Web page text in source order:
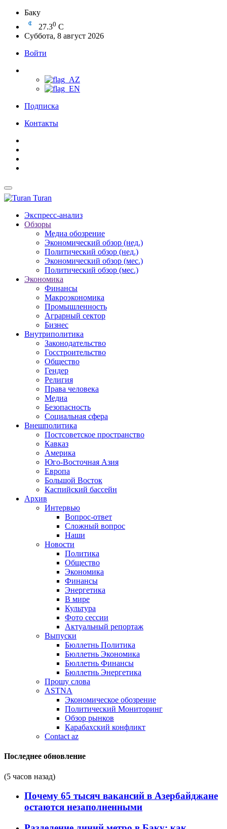
Баку
27.30 C
Суббота, 8 август 2026
Войти
Подписка
Контакты
Turan
Экспресс-анализ
Обзоры
Медиа обозрение
Экономический обзор (нед.)
Политический обзор (нед.)
Экономический обзор (мес.)
Политический обзор (мес.)
Экономика
Финансы
Макроэкономика
Промышленность
Аграрный сектор
Бизнес
Внутриполитика
Законодательство
Госстроительство
Общество
Гендер
Религия
Права человека
Медиа
Безопасность
Социальная сфера
Внешполитика
Постсоветское пространство
Кавказ
Америка
Юго-Восточная Азия
Европа
Большой Восток
Каспийский бассейн
Архив
Интервью
Вопрос-ответ
Сложный вопрос
Наши
Новости
Политика
Общество
Экономика
Финансы
Энергетика
В мире
Культура
Фото сессии
Актуальный репортаж
Выпуски
Бюллетнь Политика
Бюллетнь Экономика
Бюллетнь Финансы
Бюллетнь Энергетика
Прошу слова
ASTNA
Экономическое обозрение
Политический Мониторинг
Обзор рынков
Карабахский конфликт
Contact az
Последнее обновление
(5 часов назад)
Почему 65 тысяч вакансий в Азербайджане
остаются незаполненными